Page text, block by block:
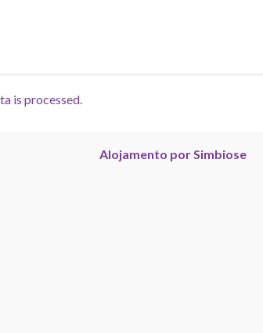
is processed.
Alojamento por Simbiose